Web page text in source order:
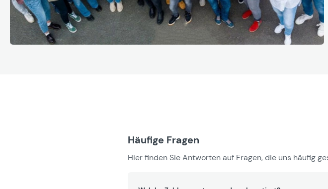
Häufige Fragen
Hier finden Sie Antworten auf Fragen, die uns häufig